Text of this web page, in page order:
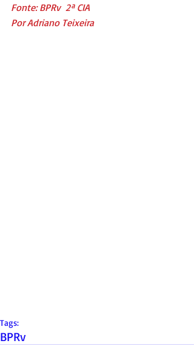
Fonte: BPRv  2ª CIA
Por Adriano Teixeira
Tags:
BPRv